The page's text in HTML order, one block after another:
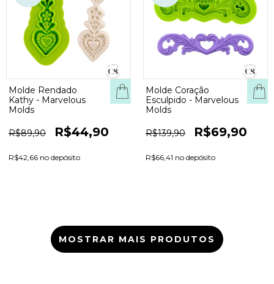
Molde Rendado
Kathy - Marvelous
Molds
R$89,90 R$44,90
R$42,66 no depósito
Molde Coração
Esculpido - Marvelous
Molds
R$139,90 R$69,90
R$66,41 no depósito
MOSTRAR MAIS PRODUTOS